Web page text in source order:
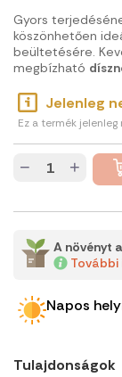
Gyors
köszönhetően
beültetésére.
megbízható
Jelenleg
Ez a termék
− +
A növényt
Napos
Tulajdonságok